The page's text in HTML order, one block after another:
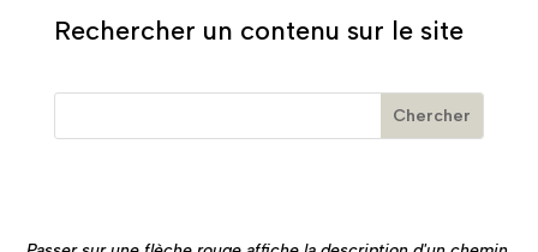
Rechercher un contenu sur le site